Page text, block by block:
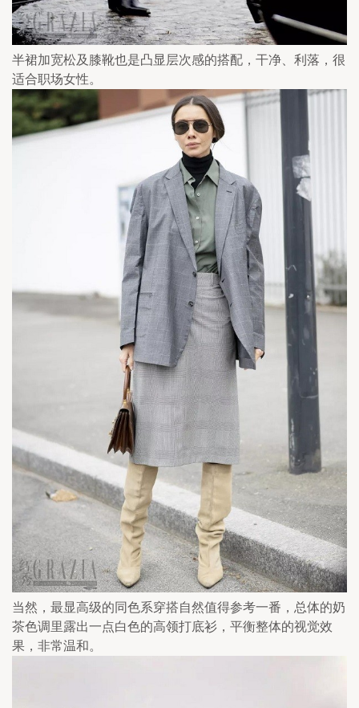
半裙加宽松及膝靴也是凸显层次感的搭配，干净、利落，很
适合职场女性。
当然，最显高级的同色系穿搭自然值得参考一番，总体的奶
茶色调里露出一点白色的高领打底衫，平衡整体的视觉效
果，非常温和。